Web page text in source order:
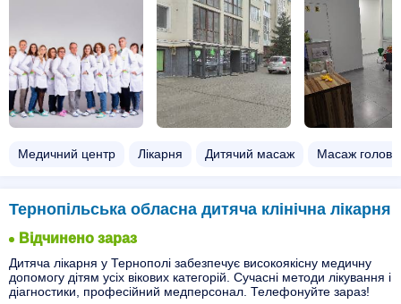
Медичний центр Лікарня Дитячий масаж Масаж голови
Тернопільська обласна дитяча клінічна лікарня
Відчинено зараз
Дитяча лікарня у Тернополі забезпечує високоякісну медичну
допомогу дітям усіх вікових категорій. Сучасні методи лікування і
діагностики, професійний медперсонал. Телефонуйте зараз!